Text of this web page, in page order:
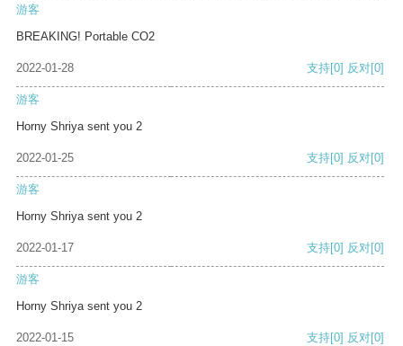
游客
BREAKING! Portable CO2
2022-01-28 支持[0] 反对[0]
游客
Horny Shriya sent you 2
2022-01-25 支持[0] 反对[0]
游客
Horny Shriya sent you 2
2022-01-17 支持[0] 反对[0]
游客
Horny Shriya sent you 2
2022-01-15 支持[0] 反对[0]